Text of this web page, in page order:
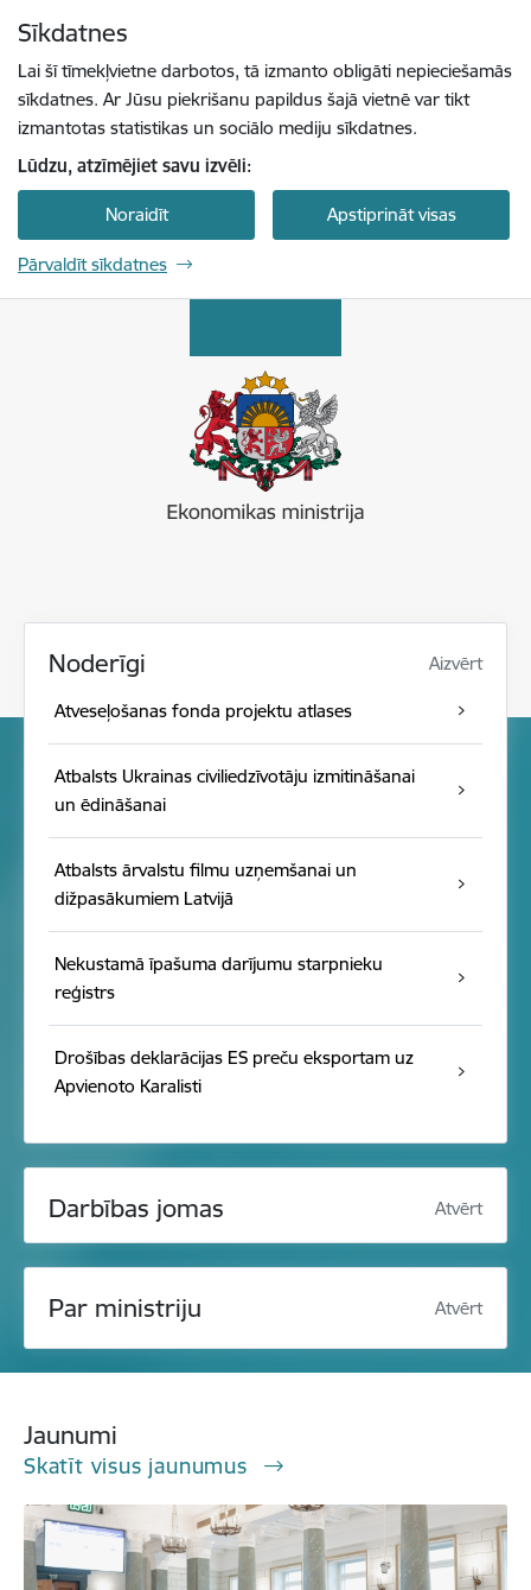
Sīkdatnes
Lai šī tīmekļvietne darbotos, tā izmanto obligāti nepieciešamās
sīkdatnes. Ar Jūsu piekrišanu papildus šajā vietnē var tikt
izmantotas statistikas un sociālo mediju sīkdatnes.
Lūdzu, atzīmējiet savu izvēli:
Noraidīt Apstiprināt visas
Pārvaldīt sīkdatnes
Noderīgi Aizvērt
Atveseļošanas fonda projektu atlases
Atbalsts Ukrainas civiliedzīvotāju izmitināšanai
un ēdināšanai
Atbalsts ārvalstu filmu uzņemšanai un
dižpasākumiem Latvijā
Nekustamā īpašuma darījumu starpnieku
reģistrs
Drošības deklarācijas ES preču eksportam uz
Apvienoto Karalisti
Darbības jomas Atvērt
Par ministriju Atvērt
Jaunumi
Skatīt visus jaunumus